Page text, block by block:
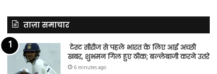
ताज़ा समाचार
टेस्ट सीरीज से पहले भारत के लिए आई अच्छी
खबर, शुभमन गिल हुए ठीक; बल्लेबाजी करने उतरे
6 minutes ago